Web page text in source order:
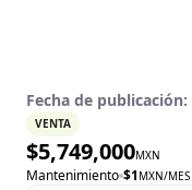
Fecha de publicación:
VENTA
$5,749,000MXN
Mantenimiento $1 MXN/MES